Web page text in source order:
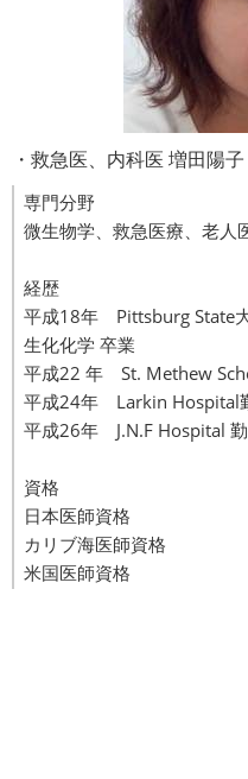
・救急医、内科医 増田陽子
専門分野
微生物学、救急医療、老人
経歴
平成18年 Pittsburg State
生化化学 卒業
平成22 年 St. Methew
平成24年 Larkin Hospital
平成26年 J.N.F Hospital
資格
日本医師資格
カリブ海医師資格
米国医師資格